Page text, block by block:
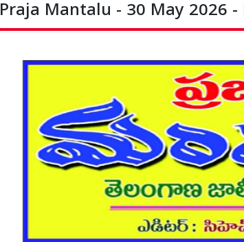
Praja Mantalu - 30 May 2026 -